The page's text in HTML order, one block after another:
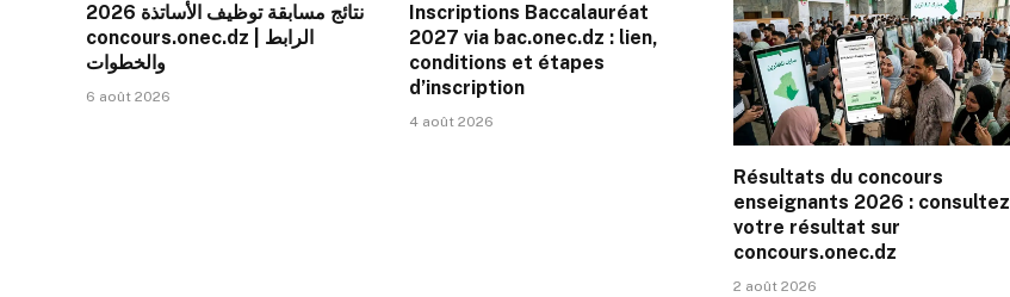
نتائج مسابقة توظيف الأساتذة 2026
concours.onec.dz | الرابط
والخطوات
6 août 2026
Inscriptions Baccalauréat
2027 via bac.onec.dz : lien,
conditions et étapes
d’inscription
4 août 2026
Résultats du concours
enseignants 2026 : consultez
votre résultat sur
concours.onec.dz
2 août 2026